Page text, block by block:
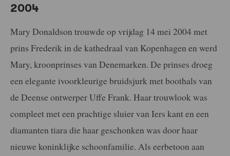
2004
Mary Donaldson trouwde op vrijdag 14 mei 2004 met
prins Frederik in de kathedraal van Kopenhagen en werd
Mary, kroonprinses van Denemarken. De prinses droeg
een elegante ivoorkleurige bruidsjurk met boothals van
de Deense ontwerper Uffe Frank. Haar trouwlook was
compleet met een prachtige sluier van Iers kant en een
diamanten tiara die haar geschonken was door haar
nieuwe koninklijke schoonfamilie. Als eerbetoon aan